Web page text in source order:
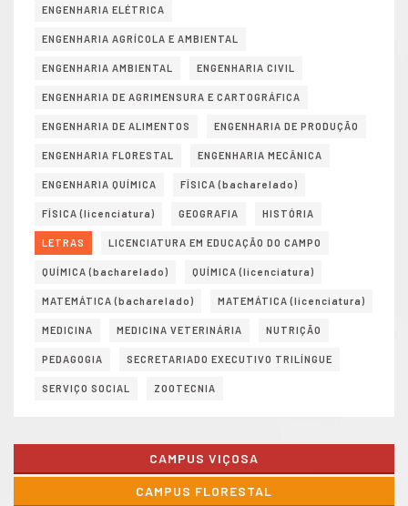
ENGENHARIA ELÉTRICA
ENGENHARIA AGRÍCOLA E AMBIENTAL
ENGENHARIA AMBIENTAL ENGENHARIA CIVIL
ENGENHARIA DE AGRIMENSURA E CARTOGRÁFICA
ENGENHARIA DE ALIMENTOS ENGENHARIA DE PRODUÇÃO
ENGENHARIA FLORESTAL ENGENHARIA MECÂNICA
ENGENHARIA QUÍMICA FÍSICA (bacharelado)
FÍSICA (licenciatura) GEOGRAFIA HISTÓRIA
LETRAS LICENCIATURA EM EDUCAÇÃO DO CAMPO
QUÍMICA (bacharelado) QUÍMICA (licenciatura)
MATEMÁTICA (bacharelado) MATEMÁTICA (licenciatura)
MEDICINA MEDICINA VETERINÁRIA NUTRIÇÃO
PEDAGOGIA SECRETARIADO EXECUTIVO TRILÍNGUE
SERVIÇO SOCIAL ZOOTECNIA
CAMPUS VIÇOSA
CAMPUS FLORESTAL